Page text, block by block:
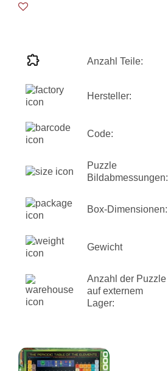
Anzahl Teile:
Hersteller:
Code:
Puzzle
Bildabmessungen:
Box-Dimensionen:
Gewicht
Anzahl der Puzzle
auf externem
Lager: